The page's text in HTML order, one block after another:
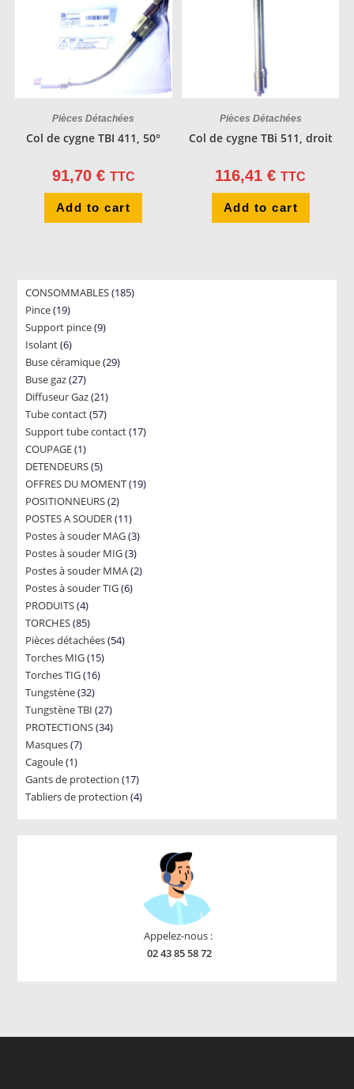
Pièces Détachées
Col de cygne TBI 411, 50°
91,70 € TTC
Add to cart
Pièces Détachées
Col de cygne TBi 511, droit
116,41€ TTC
Add to cart
CONSOMMABLES 185185
Pince 1919
products
Support pince 99
Isolant 66
products
Buse céramique 2929
Buse gaz 2727
products
Diffuseur Gaz 2121
products
Tube contact 5757
products
Support tube contact 1717
COUPAGE 11
product
DETENDEURS 55
products
OFFRES DU MOMENT 1919
POSITIONNEURS 22
products
POSTES A SOUDER 1111
products
Postes à souder MAG 33
products
Postes à souder MIG 33
products
Postes à souder MMA 22
Postes à souder TIG 66
PRODUITS 44
products
TORCHES 8585
products
Pièces détachées 5454
Torches MIG 1515
Torches TIG 1616
Tungstène 3232
products
Tungstène TBI 2727
products
PROTECTIONS 3434
Masques 77
Cagoule 11
product
Gants de protection 1717
products
Tabliers de protection 44
Appelez-nous :
02 43 85 58 72